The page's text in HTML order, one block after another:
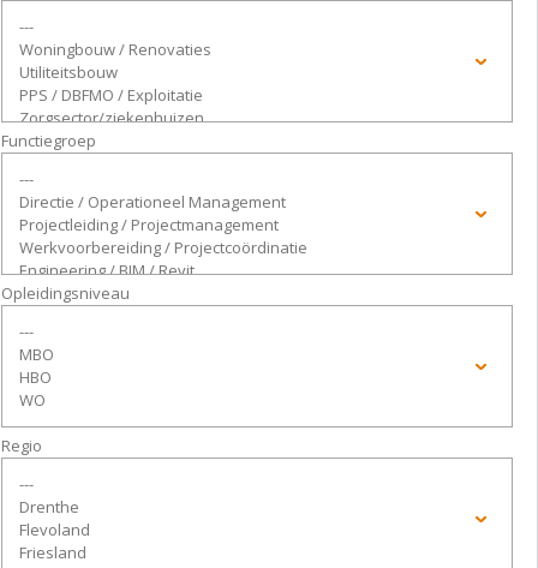
Functiegroep
Opleidingsniveau
Regio